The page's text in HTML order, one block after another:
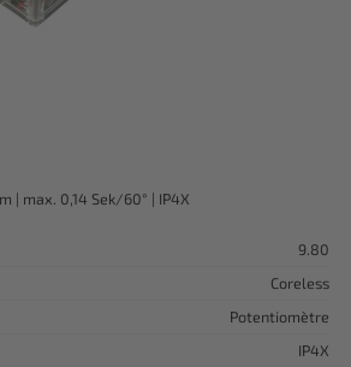
| max. 0,14 Sek/60° | IP4X
9.80
Coreless
Potentiomètre
IP4X